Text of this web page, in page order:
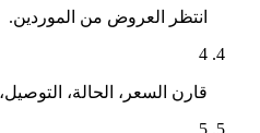
انتظر العروض من الموردين.
4
قارن السعر، الحالة،
5